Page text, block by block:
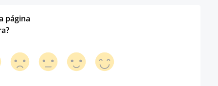
página